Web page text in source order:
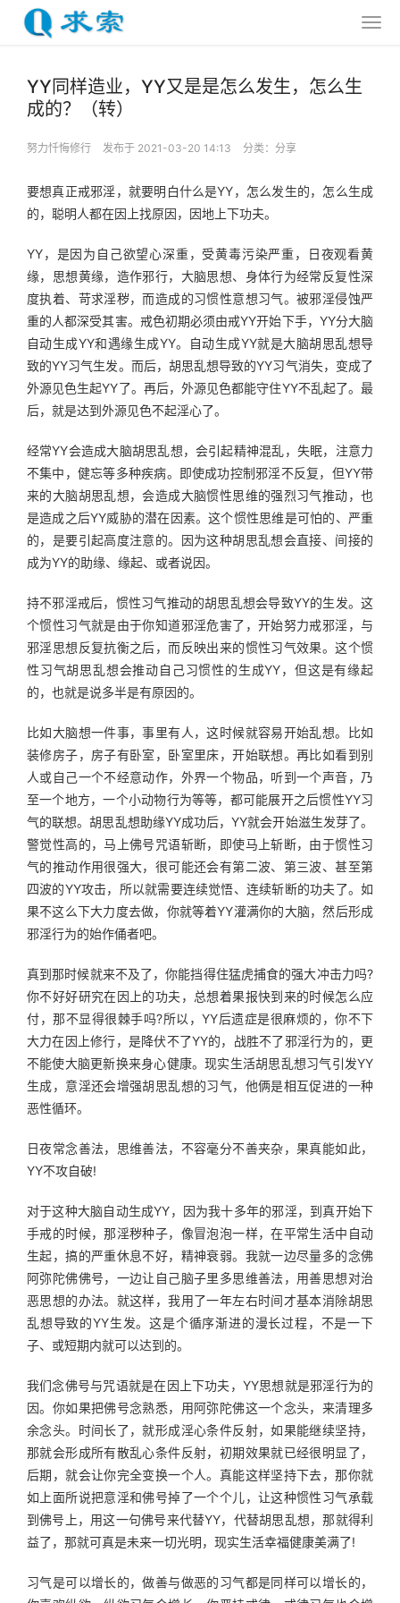
YY同样造业，YY又是是怎么发生，怎么生
成的？（转）
努力忏悔修行 发布于 2021-03-20 14:13 分类： 分享
要想真正戒邪淫，就要明白什么是YY，怎么发生的，怎么生成
的，聪明人都在因上找原因，因地上下功夫。
YY，是因为自己欲望心深重，受黄毒污染严重，日夜观看黄
缘，思想黄缘，造作邪行，大脑思想、身体行为经常反复性深
度执着、苛求淫秽，而造成的习惯性意想习气。被邪淫侵蚀严
重的人都深受其害。戒色初期必须由戒YY开始下手，YY分大脑
自动生成YY和遇缘生成YY。自动生成YY就是大脑胡思乱想导
致的YY习气生发。而后，胡思乱想导致的YY习气消失，变成了
外源见色生起YY了。再后，外源见色都能守住YY不乱起了。最
后，就是达到外源见色不起淫心了。
经常YY会造成大脑胡思乱想，会引起精神混乱，失眠，注意力
不集中，健忘等多种疾病。即使成功控制邪淫不反复，但YY带
来的大脑胡思乱想，会造成大脑惯性思维的强烈习气推动，也
是造成之后YY威胁的潜在因素。这个惯性思维是可怕的、严重
的，是要引起高度注意的。因为这种胡思乱想会直接、间接的
成为YY的助缘、缘起、或者说因。
持不邪淫戒后，惯性习气推动的胡思乱想会导致YY的生发。这
个惯性习气就是由于你知道邪淫危害了，开始努力戒邪淫，与
邪淫思想反复抗衡之后，而反映出来的惯性习气效果。这个惯
性习气胡思乱想会推动自己习惯性的生成YY，但这是有缘起
的，也就是说多半是有原因的。
比如大脑想一件事，事里有人，这时候就容易开始乱想。比如
装修房子，房子有卧室，卧室里床，开始联想。再比如看到别
人或自己一个不经意动作，外界一个物品，听到一个声音，乃
至一个地方，一个小动物行为等等，都可能展开之后惯性YY习
气的联想。胡思乱想助缘YY成功后，YY就会开始滋生发芽了。
警觉性高的，马上佛号咒语斩断，即使马上斩断，由于惯性习
气的推动作用很强大，很可能还会有第二波、第三波、甚至第
四波的YY攻击，所以就需要连续觉悟、连续斩断的功夫了。如
果不这么下大力度去做，你就等着YY灌满你的大脑，然后形成
邪淫行为的始作俑者吧。
真到那时候就来不及了，你能挡得住猛虎捕食的强大冲击力吗?
你不好好研究在因上的功夫，总想着果报快到来的时候怎么应
付，那不显得很棘手吗?所以，YY后遗症是很麻烦的，你不下
大力在因上修行，是降伏不了YY的，战胜不了邪淫行为的，更
不能使大脑更新换来身心健康。现实生活胡思乱想习气引发YY
生成，意淫还会增强胡思乱想的习气，他俩是相互促进的一种
恶性循环。
日夜常念善法，思维善法，不容毫分不善夹杂，果真能如此，
YY不攻自破!
对于这种大脑自动生成YY，因为我十多年的邪淫，到真开始下
手戒的时候，那淫秽种子，像冒泡泡一样，在平常生活中自动
生起，搞的严重休息不好，精神衰弱。我就一边尽量多的念佛
阿弥陀佛佛号，一边让自己脑子里多思维善法，用善思想对治
恶思想的办法。就这样，我用了一年左右时间才基本消除胡思
乱想导致的YY生发。这是个循序渐进的漫长过程，不是一下
子、或短期内就可以达到的。
我们念佛号与咒语就是在因上下功夫，YY思想就是邪淫行为的
因。你如果把佛号念熟悉，用阿弥陀佛这一个念头，来清理多
余念头。时间长了，就形成淫心条件反射，如果能继续坚持，
那就会形成所有散乱心条件反射，初期效果就已经很明显了，
后期，就会让你完全变换一个人。真能这样坚持下去，那你就
如上面所说把意淫和佛号掉了一个个儿，让这种惯性习气承载
到佛号上，用这一句佛号来代替YY，代替胡思乱想，那就得利
益了，那就可真是未来一切光明，现实生活幸福健康美满了!
习气是可以增长的，做善与做恶的习气都是同样可以增长的，